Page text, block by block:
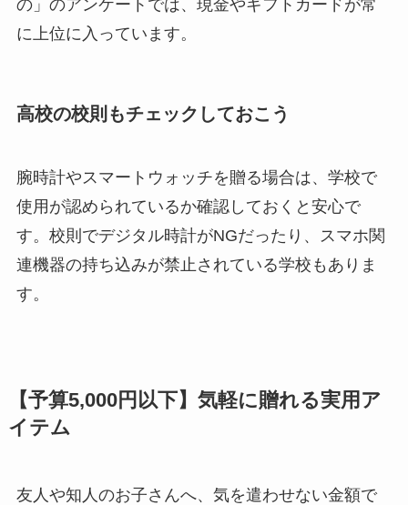
の」のアンケートでは、現金やギフトカードが常
に上位に入っています。
高校の校則もチェックしておこう
腕時計やスマートウォッチを贈る場合は、学校で
使用が認められているか確認しておくと安心で
す。校則でデジタル時計がNGだったり、スマホ関
連機器の持ち込みが禁止されている学校もありま
す。
【予算5,000円以下】気軽に贈れる実用ア
イテム
友人や知人のお子さんへ、気を遣わせない金額で